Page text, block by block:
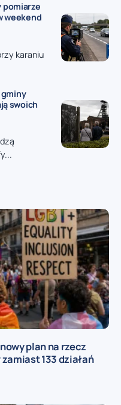
pomiarze
weekend
karaniu
swoich
plan na rzecz
133 działań